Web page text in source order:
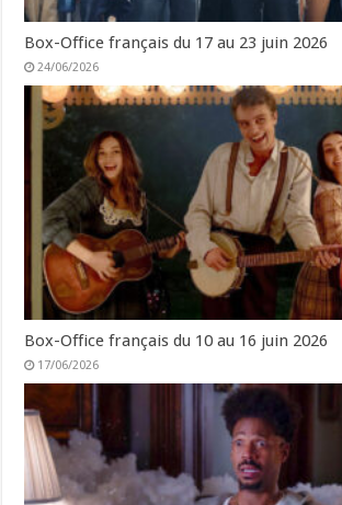
Box-Office français du 17 au 23 juin 2026
24/06/2026
Box-Office français du 10 au 16 juin 2026
17/06/2026